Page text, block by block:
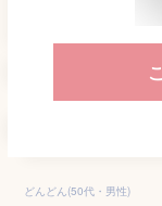
どんどん(50代・男性)